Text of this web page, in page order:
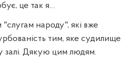
це так я…
народу", які вже
тим, яке судилище
залі. Дякую цим людям.